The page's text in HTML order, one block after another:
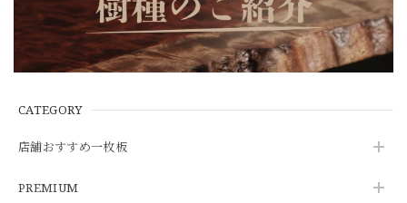
CATEGORY
店舗おすすめ一枚板
PREMIUM